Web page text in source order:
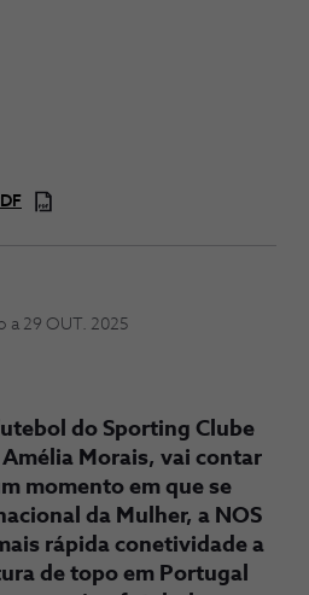
a 29 OUT. 2025
do Sporting Clube
Morais, vai contar
momento em que se
da Mulher, a NOS
rápida conetividade a
de topo em Portugal